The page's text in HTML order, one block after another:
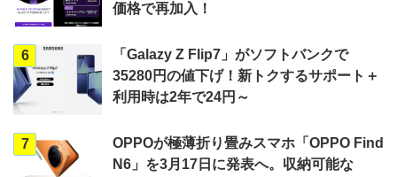
価格で再加入！
6
「Galazy Z Flip7」がソフトバンクで
35280円の値下げ！新トクするサポート＋
利用時は2年で24円～
7
OPPOが極薄折り畳みスマホ「OPPO Find
N6」を3月17日に発表へ。収納可能な